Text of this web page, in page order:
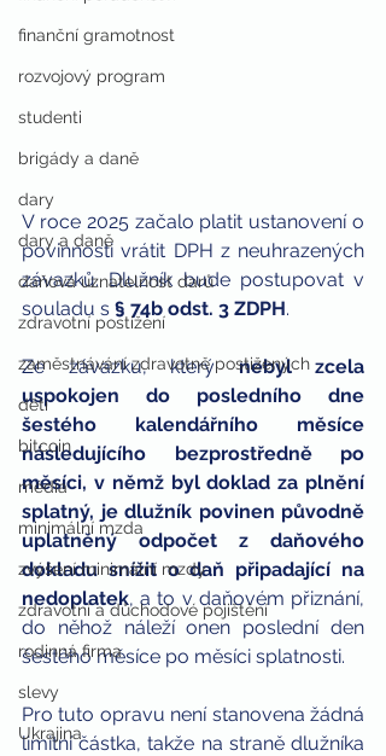
finanční gramotnost
rozvojový program
studenti
brigády a daně
dary
dary a daně
daňová uznatelnost darů
zdravotní postižení
zaměstnávání zdravotně postižených
děti
bitcoin
média
minimální mzda
zvýšení minimální mzdy
zdravotní a důchodové pojištění
rodinná firma
slevy
Ukrajina
V roce 2025 začalo platit ustanovení o
povinnosti vrátit DPH z neuhrazených
závazků. Dlužník bude postupovat v
souladu s § 74b odst. 3 ZDPH.
Ze závazku, který nebyl zcela
uspokojen do posledního dne
šestého kalendářního měsíce
následujícího bezprostředně po
měsíci, v němž byl doklad za plnění
splatný, je dlužník povinen původně
uplatněný odpočet z daňového
dokladu snížit o daň připadající na
nedoplatek, a to v daňovém přiznání,
do něhož náleží onen poslední den
šestého měsíce po měsíci splatnosti.
Pro tuto opravu není stanovena žádná
limitní částka, takže na straně dlužníka